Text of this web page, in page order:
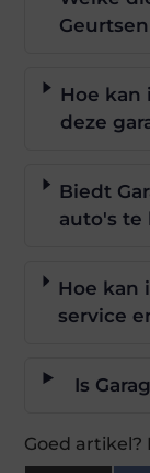
Hoe kan
deze
Biedt
auto's te
Hoe kan
service
Is
Goed artikel?